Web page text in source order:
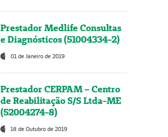
Prestador Medlife Consultas
e Diagnósticos (51004334-2)
01 de Janeiro de 2019
Prestador CERPAM – Centro
de Reabilitação S/S Ltda-ME
(52004274-8)
18 de Outubro de 2019